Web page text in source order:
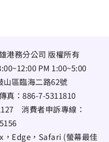
港務分公司 版權所有
PM 1:00~5:00
山區臨海二路62號
真：886-7-5311810
消費者申訴專線：
Edge，Safari (螢幕最佳